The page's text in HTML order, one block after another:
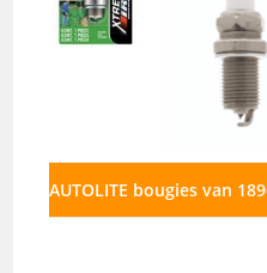
AUTOLITE bougies van